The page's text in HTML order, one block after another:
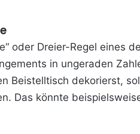
oder Dreier-Regel eines
in ungeraden
Beistelltisch dekorierst,
Das könnte